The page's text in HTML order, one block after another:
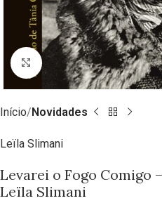
Clique para ampliar
Início Novidades
Leïla Slimani
Levarei o Fogo Comigo
Leïla Slimani